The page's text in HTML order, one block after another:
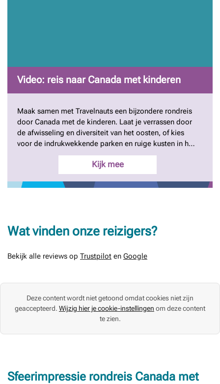
Video: reis naar Canada met kinderen
Maak samen met Travelnauts een bijzondere rondreis
door Canada met de kinderen. Laat je verrassen door
de afwisseling en diversiteit van het oosten, of kies
voor de indrukwekkende parken en ruige kusten in het
westen. Bekijk de korte video!
Kijk mee
Wat vinden onze reizigers?
Bekijk alle reviews op Trustpilot en Google
Deze content wordt niet getoond omdat cookies niet zijn
geaccepteerd. Wijzig hier je cookie-instellingen om deze content
te zien.
Sfeerimpressie rondreis Canada met